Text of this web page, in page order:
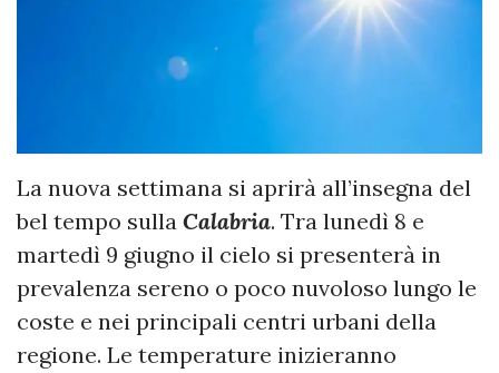
La nuova settimana si aprirà all’insegna del
bel tempo sulla Calabria. Tra lunedì 8 e
martedì 9 giugno il cielo si presenterà in
prevalenza sereno o poco nuvoloso lungo le
coste e nei principali centri urbani della
regione. Le temperature inizieranno